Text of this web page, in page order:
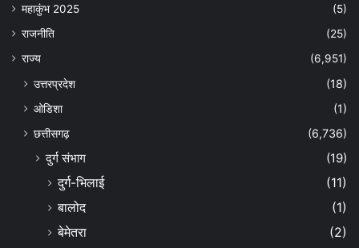
महाकुंभ 2025
(5)
राजनीति
(25)
राज्य
(6,951)
उत्तरप्रदेश
(18)
ओडिशा
(1)
छत्तीसगढ़
(6,736)
दुर्ग संभाग
(19)
दुर्ग-भिलाई
(11)
बालोद
(1)
बेमेतरा
(2)